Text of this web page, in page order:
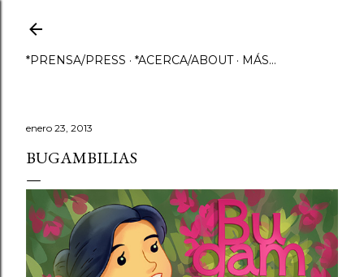
*PRENSA/PRESS *ACERCA/ABOUT MÁS…
enero 23, 2013
BUGAMBILIAS